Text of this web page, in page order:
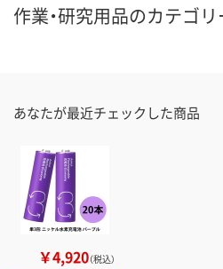
作業・研究用品のカテゴリ
あなたが最近チェックした商品
￥4,920（税込）